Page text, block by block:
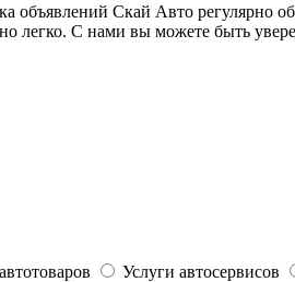
Скай Авто регулярно
легко. С нами вы можете быть
Услуги автосервисов